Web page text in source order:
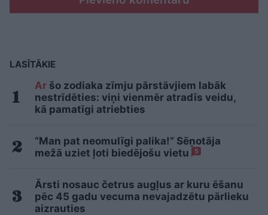
LASĪTĀKIE
Ar šo zodiaka zīmju pārstāvjiem labāk
nestrīdēties: viņi vienmēr atradīs veidu,
kā pamatīgi atriebties
“Man pat neomulīgi palika!” Sēņotāja
mežā uziet ļoti biedējošu vietu
5
Ārsti nosauc četrus augļus ar kuru ēšanu
pēc 45 gadu vecuma nevajadzētu pārlieku
aizrauties